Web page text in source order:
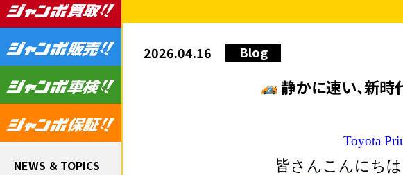
NEWS ＆ TOPICS
2026.04.16 Blog
静かに速い、新時
Toyota
皆さんこんにちは